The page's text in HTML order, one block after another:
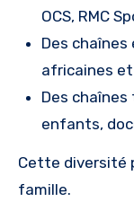
OCS, RMC
Des
africaines
Des
enfants,
Cette diversité
famille.